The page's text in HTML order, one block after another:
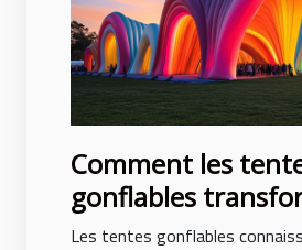
Comment les
gonflables
événements en
Les tentes gonflables